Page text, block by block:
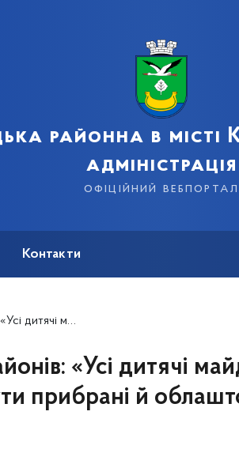
районна в місті
адміністрація
офіційний вебпортал
Контакти
бути прибрані й облаштовані»
«Усі дитячі
прибрані й